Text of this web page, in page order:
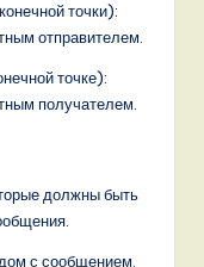
точки):
отправителем.
точке):
получателем.
должны быть
с сообщением.